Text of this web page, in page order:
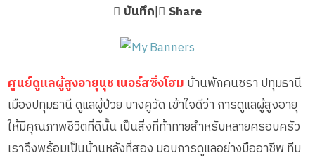
บันทึก| Share
ศูนย์ดูแลผู้สูงอายุนุช เนอร์สซิ่งโฮม บ้านพักคนชรา ปทุมธานี
เมืองปทุมธานี ดูแลผู้ป่วย บางคูวัด เข้าใจดีว่า การดูแลผู้สูงอายุ
ให้มีคุณภาพชีวิตที่ดีนั้น เป็นสิ่งที่ท้าทายสำหรับหลายครอบครัว
เราจึงพร้อมเป็นบ้านหลังที่สอง มอบการดูแลอย่างมืออาชีพ ทีม